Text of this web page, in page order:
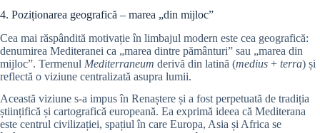
4. Poziționarea geografică – marea „din mijloc”
Cea mai răspândită motivație în limbajul modern este cea geografică:
denumirea Mediteranei ca „marea dintre pământuri” sau „marea din
mijloc”. Termenul Mediterraneum derivă din latină (medius + terra) și
reflectă o viziune centralizată asupra lumii.
Această viziune s-a impus în Renaștere și a fost perpetuată de tradiția
științifică și cartografică europeană. Ea exprimă ideea că Mediterana
este centrul civilizației, spațiul în care Europa, Asia și Africa se